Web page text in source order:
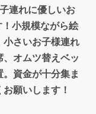
連れに優しいお
小規模ながら絵
さいお子様連れ
オムツ替えベッ
資金が十分集ま
願いします！